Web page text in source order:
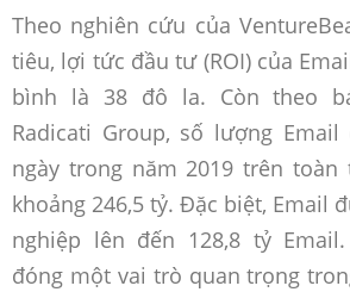
Theo nghiên cứu của
tiêu, lợi tức đầu tư (ROI) của
bình là 38 đô la. Còn theo
Radicati Group, số lượng
ngày trong năm 2019 trên
khoảng 246,5 tỷ. Đặc biệt, Email
nghiệp lên đến 128,8 tỷ
đóng một vai trò quan trọng